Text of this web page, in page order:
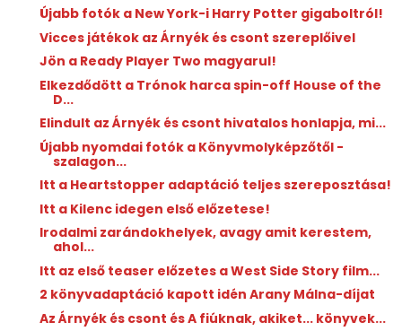
Újabb fotók a New York-i Harry Potter gigaboltról!
Vicces játékok az Árnyék és csont szereplőivel
Jön a Ready Player Two magyarul!
Elkezdődött a Trónok harca spin-off House of the
D...
Elindult az Árnyék és csont hivatalos honlapja, mi...
Újabb nyomdai fotók a Könyvmolyképzőtől -
szalagon...
Itt a Heartstopper adaptáció teljes szereposztása!
Itt a Kilenc idegen első előzetese!
Irodalmi zarándokhelyek, avagy amit kerestem,
ahol...
Itt az első teaser előzetes a West Side Story film...
2 könyvadaptáció kapott idén Arany Málna-díjat
Az Árnyék és csont és A fiúknak, akiket... könyvek...